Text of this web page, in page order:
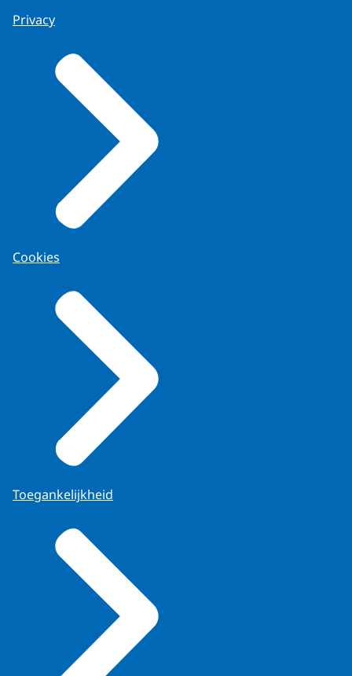
Privacy
Cookies
Toegankelijkheid